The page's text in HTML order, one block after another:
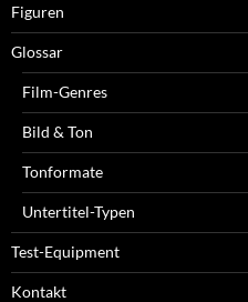
Figuren
Glossar
Film-Genres
Bild & Ton
Tonformate
Untertitel-Typen
Test-Equipment
Kontakt